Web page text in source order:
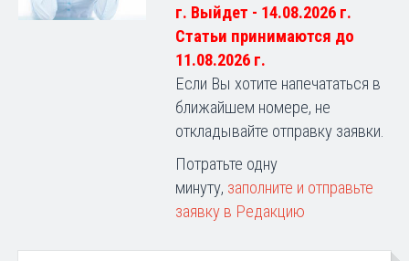
г. Выйдет - 14.08.2026 г.
Статьи принимаются до
11.08.2026 г.
Если Вы хотите напечататься в
ближайшем номере, не
откладывайте отправку заявки.
Потратьте одну
минуту, заполните и отправьте
заявку в Редакцию